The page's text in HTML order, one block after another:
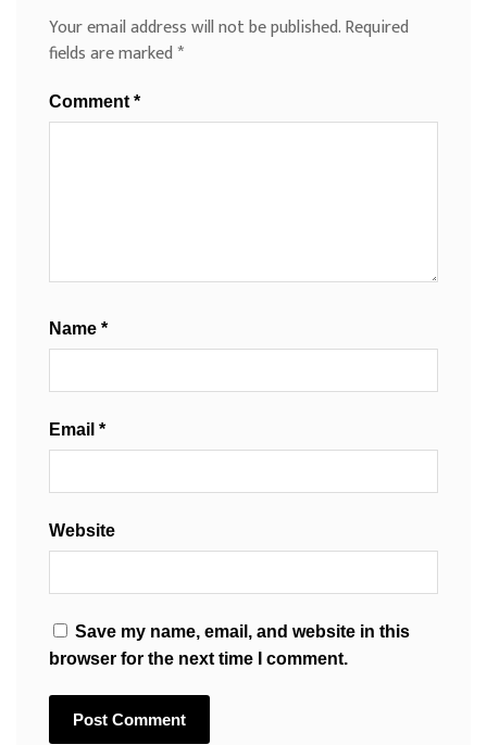
Your email address will not be published.Required
fields are marked*
Comment *
Name *
Email *
Website
Save my name, email, and website in this
browser for the next time I comment.